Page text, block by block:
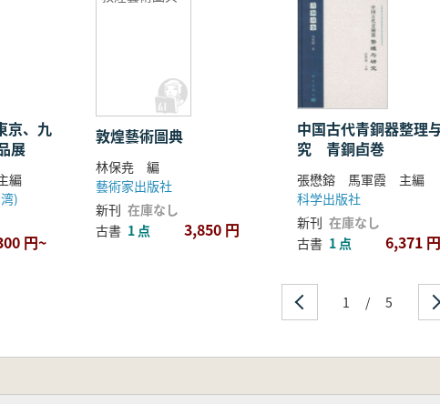
ます。本書は、この時期の漆器芸術における美意識の変遷を体
京、九
展
編
)
円~
敦煌藝術圖典
林保尭 編
藝術家出版社
新刊 在庫なし
古書 1 点 3,850 円
中国古代青銅器整理
究 青銅卣巻
張懋鎔 馬軍霞 主編
科学出版社
新刊 在庫なし
古書 1 点 6,371 円
1 / 5